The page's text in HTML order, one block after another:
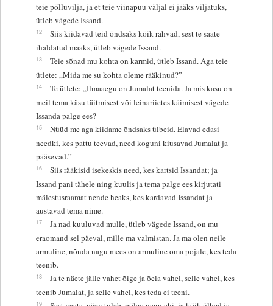
teie põlluvilja, ja et teie viinapuu väljal ei jääks viljatuks,
ütleb vägede Issand.
12
Siis kiidavad teid õndsaks kõik rahvad, sest te saate
ihaldatud maaks, ütleb vägede Issand.
13
Teie sõnad mu kohta on karmid, ütleb Issand. Aga teie
ütlete: „Mida me su kohta oleme rääkinud?”
14
Te ütlete: „Ilmaaegu on Jumalat teenida. Ja mis kasu on
meil tema käsu täitmisest või leinariietes käimisest vägede
Issanda palge ees?
15
Nüüd me aga kiidame õndsaks ülbeid. Elavad edasi
needki, kes pattu teevad, need koguni kiusavad Jumalat ja
pääsevad.”
16
Siis rääkisid isekeskis need, kes kartsid Issandat; ja
Issand pani tähele ning kuulis ja tema palge ees kirjutati
mälestusraamat nende heaks, kes kardavad Issandat ja
austavad tema nime.
17
Ja nad kuuluvad mulle, ütleb vägede Issand, on mu
eraomand sel päeval, mille ma valmistan. Ja ma olen neile
armuline, nõnda nagu mees on armuline oma pojale, kes teda
teenib.
18
Ja te näete jälle vahet õige ja õela vahel, selle vahel, kes
teenib Jumalat, ja selle vahel, kes teda ei teeni.
19